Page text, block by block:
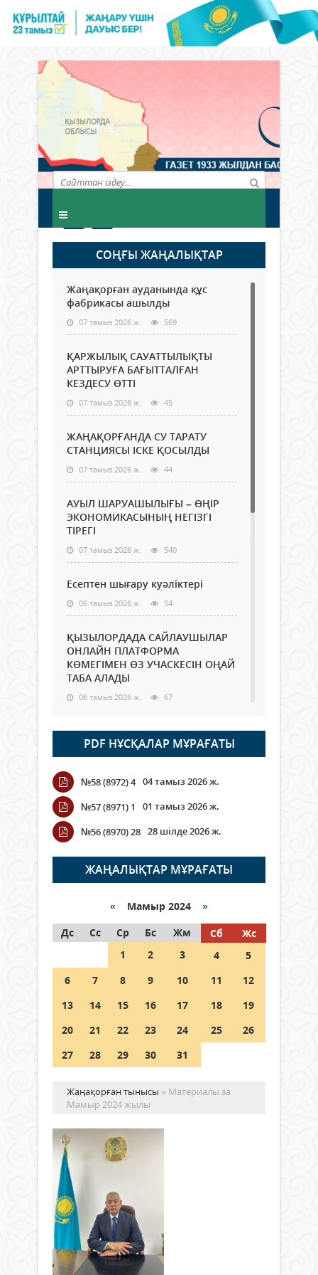
СОҢҒЫ ЖАҢАЛЫҚТАР
Жаңақорған ауданында құс
фабрикасы ашылды
07 тамыз 2026 ж. 569
ҚАРЖЫЛЫҚ САУАТТЫЛЫҚТЫ
АРТТЫРУҒА БАҒЫТТАЛҒАН
КЕЗДЕСУ ӨТТІ
07 тамыз 2026 ж. 45
ЖАҢАҚОРҒАНДА СУ ТАРАТУ
СТАНЦИЯСЫ ІСКЕ ҚОСЫЛДЫ
07 тамыз 2026 ж. 44
АУЫЛ ШАРУАШЫЛЫҒЫ – ӨҢІР
ЭКОНОМИКАСЫНЫҢ НЕГІЗГІ
ТІРЕГІ
07 тамыз 2026 ж. 540
Есептен шығару куәліктері
06 тамыз 2026 ж. 54
ҚЫЗЫЛОРДАДА САЙЛАУШЫЛАР
ОНЛАЙН ПЛАТФОРМА
КӨМЕГІМЕН ӨЗ УЧАСКЕСІН ОҢАЙ
ТАБА АЛАДЫ
06 тамыз 2026 ж. 67
Open Air: Қызылорда облысы
полиция департаменті 20
мыңнан астам көрерменнің
қауіпсіздігін қамтамасыз етті
06 тамыз 2026 ж.
Wi-Fi ҚАБЫРҒА АРҚЫЛЫ ҚАЛАЙ
ӨТЕДІ?
06 тамыз 2026 ж. 251
граждане Казахстана,
05 тамыз 2026 ж. 122
Шетелде жүрген Қазақстан
азаматтары қалай дауыс бере
алады?
PDF НҰСҚАЛАР МҰРАҒАТЫ
№58 (8972) 4 04 тамыз 2026 ж.
№57 (8971) 1
01 тамыз 2026 ж.
№56 (8970) 28 28 шілде 2026 ж.
ЖАҢАЛЫҚТАР МҰРАҒАТЫ
« Мамыр 2024 »
Дс
Сс Ср Бс Жм Сб
Жс
1
2 3 4
5
6
7 8 9 10 11
12
13
14 15 16 17 18
19
20
21 22 23 24 25
26
27
28 29 30 31
Жаңақорған тынысы » Материалы за
Мамыр 2024 жылы